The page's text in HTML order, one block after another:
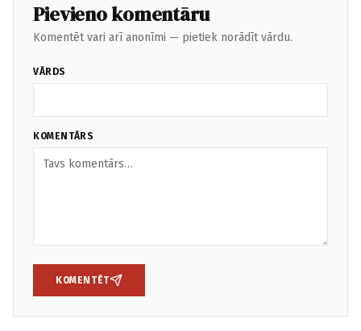
Pievieno komentāru
Komentēt vari arī anonīmi — pietiek norādīt vārdu.
VĀRDS
KOMENTĀRS
KOMENTĒT